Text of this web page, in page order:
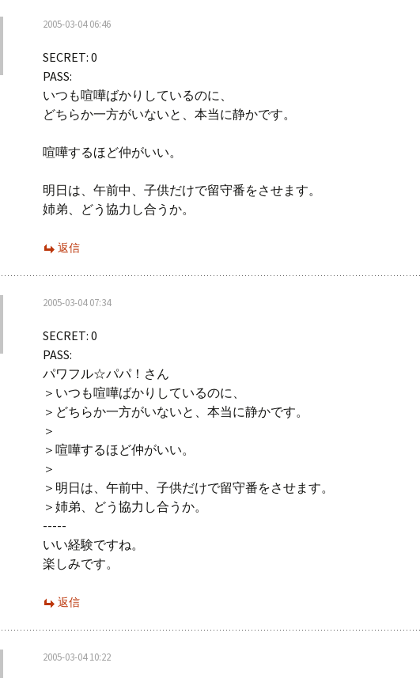
2005-03-04 06:46
SECRET: 0
PASS:
いつも喧嘩ばかりしているのに、
どちらか一方がいないと、本当に静かです。
喧嘩するほど仲がいい。
明日は、午前中、子供だけで留守番をさせます。
姉弟、どう協力し合うか。
返信
2005-03-04 07:34
SECRET: 0
PASS:
パワフル☆パパ！さん
＞いつも喧嘩ばかりしているのに、
＞どちらか一方がいないと、本当に静かです。
＞
＞喧嘩するほど仲がいい。
＞
＞明日は、午前中、子供だけで留守番をさせます。
＞姉弟、どう協力し合うか。
-----
いい経験ですね。
楽しみです。
返信
2005-03-04 10:22